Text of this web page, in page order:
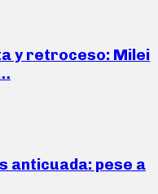
y retroceso: Milei
anticuada: pese a